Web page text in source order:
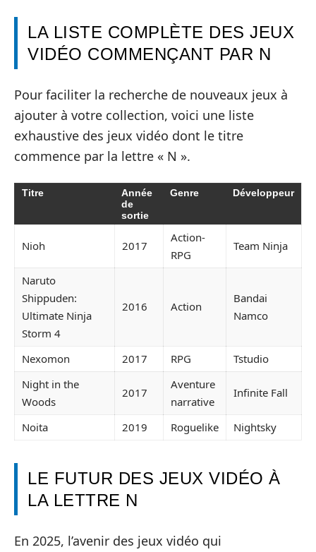
LA LISTE COMPLÈTE DES JEUX
VIDÉO COMMENÇANT PAR N
Pour faciliter la recherche de nouveaux jeux à
ajouter à votre collection, voici une liste
exhaustive des jeux vidéo dont le titre
commence par la lettre « N ».
Titre
Année
de
sortie
Genre Développeur
Nioh 2017
Action-
RPG
Team Ninja
Naruto
Shippuden:
Ultimate Ninja
Storm 4
2016 Action
Bandai
Namco
Nexomon 2017 RPG
Tstudio
Night in the
Woods
2017
Aventure
narrative
Infinite Fall
Noita 2019 Roguelike Nightsky
LE FUTUR DES JEUX VIDÉO À
LA LETTRE N
En 2025, l’avenir des jeux vidéo qui